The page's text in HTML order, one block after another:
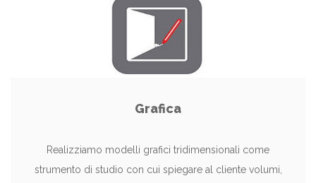
Grafica
Realizziamo modelli grafici tridimensionali come
strumento di studio con cui spiegare al cliente volumi,